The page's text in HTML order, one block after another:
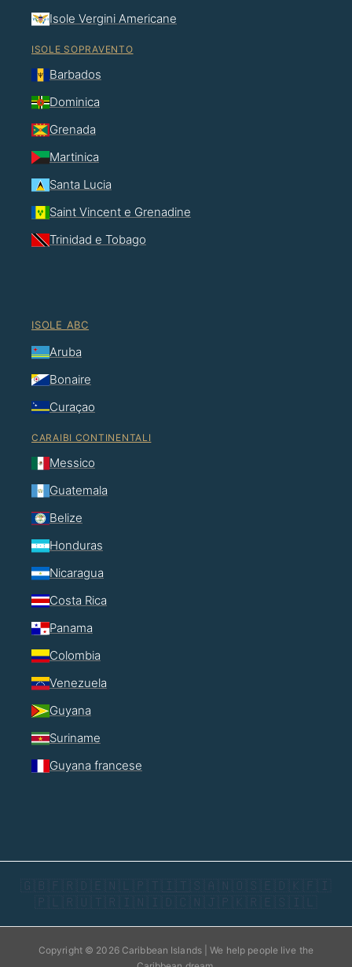
Isole Vergini Americane
ISOLE SOPRAVENTO
Barbados
Dominica
Grenada
Martinica
Santa Lucia
Saint Vincent e Grenadine
Trinidad e Tobago
ISOLE ABC
Aruba
Bonaire
Curaçao
CARAIBI CONTINENTALI
Messico
Guatemala
Belize
Honduras
Nicaragua
Costa Rica
Panama
Colombia
Venezuela
Guyana
Suriname
Guyana francese
🇬🇧 🇫🇷 🇩🇪 🇳🇱 🇵🇹 🇮🇹 🇸🇦 🇳🇴 🇸🇪 🇩🇰 🇫🇮
🇵🇱 🇷🇺 🇹🇷 🇮🇳 🇮🇩 🇨🇳 🇯🇵 🇰🇷 🇪🇸 🇮🇱
Copyright © 2026 Caribbean Islands | We help people live the